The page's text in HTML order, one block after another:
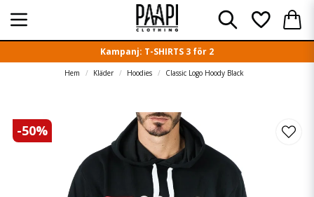
Kampanj: T-SHIRTS 3 för 2
Hem Kläder Hoodies Classic Logo Hoody Black
-50%